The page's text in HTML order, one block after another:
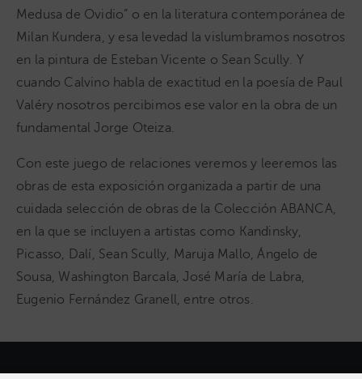
Medusa de Ovidio” o en la literatura contemporánea de
Milan Kundera, y esa levedad la vislumbramos nosotros
en la pintura de Esteban Vicente o Sean Scully. Y
cuando Calvino habla de exactitud en la poesía de Paul
Valéry nosotros percibimos ese valor en la obra de un
fundamental Jorge Oteiza.
Con este juego de relaciones veremos y leeremos las
obras de esta exposición organizada a partir de una
cuidada selección de obras de la Colección ABANCA,
en la que se incluyen a artistas como Kandinsky,
Picasso, Dalí, Sean Scully, Maruja Mallo, Ángelo de
Sousa, Washington Barcala, José María de Labra,
Eugenio Fernández Granell, entre otros.